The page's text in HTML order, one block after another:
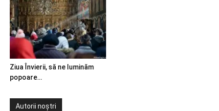
Ziua Învierii, să ne luminăm
popoare…
Autorii noștri